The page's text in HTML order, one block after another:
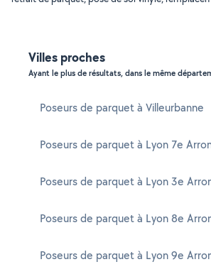
Villes proches
Ayant le plus de résultats, dans le même
Poseurs de parquet à Villeurbanne
Poseurs de parquet à Lyon 7e
Poseurs de parquet à Lyon 3e
Poseurs de parquet à Lyon 8e
Poseurs de parquet à Lyon 9e